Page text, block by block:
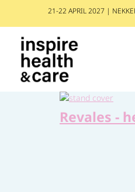
21-22 APRIL 2027 |
Revales -